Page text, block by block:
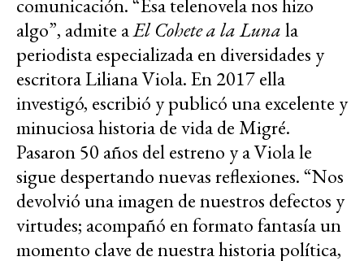
comunicación. “Esa telenovela nos hizo
algo”, admite aEl Cohete a la Lunala
periodista especializada en diversidades y
escritora Liliana Viola. En 2017 ella
investigó, escribió y publicó una excelente y
minuciosa historia de vida de Migré.
Pasaron 50 años del estreno y a Viola le
sigue despertando nuevas reflexiones. “Nos
devolvió una imagen de nuestros defectos y
virtudes; acompañó en formato fantasía un
momento clave de nuestra historia política,